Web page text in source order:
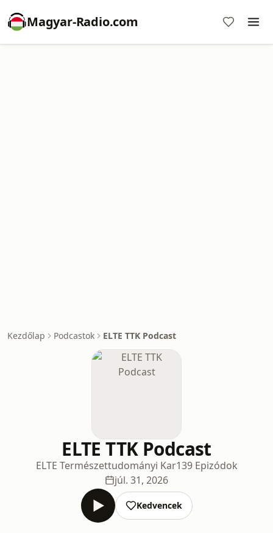
Magyar-Radio.com
Kezdőlap Podcastok ELTE TTK Podcast
ELTE TTK Podcast
ELTE Természettudományi Kar139 Epizódok
júl. 31, 2026
Kedvencek